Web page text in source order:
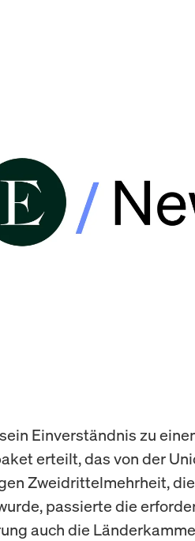
Einverständnis zu
erteilt, das von der
Zweidrittelmehrheit,
passierte die
auch die